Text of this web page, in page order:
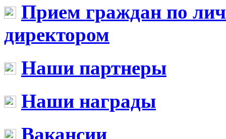
Прием граждан по
директором
Наши партнеры
Наши награды
Вакансии